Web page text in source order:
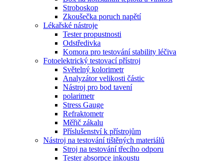
Stroboskop
Zkoušečka poruch napětí
Lékařské nástroje
Tester propustnosti
Odstředivka
Komora pro testování stability léčiva
Fotoelektrický testovací přístroj
Světelný kolorimetr
Analyzátor velikosti částic
Nástroj pro bod tavení
polarimetr
Stress Gauge
Refraktometr
Měřič zákalu
Příslušenství k přístrojům
Nástroj na testování tištěných materiálů
Stroj na testování třecího odporu
Tester absorpce inkoustu